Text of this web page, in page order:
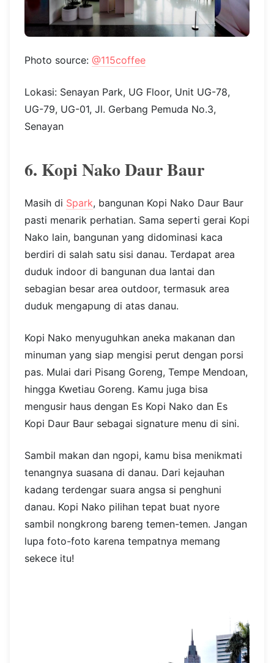
Photo source: @115coffee
Lokasi: Senayan Park, UG Floor, Unit UG-78,
UG-79, UG-01, Jl. Gerbang Pemuda No.3,
Senayan
6. Kopi Nako Daur Baur
Masih di Spark, bangunan Kopi Nako Daur Baur
pasti menarik perhatian. Sama seperti gerai Kopi
Nako lain, bangunan yang didominasi kaca
berdiri di salah satu sisi danau. Terdapat area
duduk indoor di bangunan dua lantai dan
sebagian besar area outdoor, termasuk area
duduk mengapung di atas danau.
Kopi Nako menyuguhkan aneka makanan dan
minuman yang siap mengisi perut dengan porsi
pas. Mulai dari Pisang Goreng, Tempe Mendoan,
hingga Kwetiau Goreng. Kamu juga bisa
mengusir haus dengan Es Kopi Nako dan Es
Kopi Daur Baur sebagai signature menu di sini.
Sambil makan dan ngopi, kamu bisa menikmati
tenangnya suasana di danau. Dari kejauhan
kadang terdengar suara angsa si penghuni
danau. Kopi Nako pilihan tepat buat nyore
sambil nongkrong bareng temen-temen. Jangan
lupa foto-foto karena tempatnya memang
sekece itu!